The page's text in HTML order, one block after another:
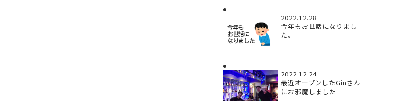
2022.12.28
今年もお世話になりまし
た。
2022.12.24
最近オープンしたGinさん
にお邪魔しました